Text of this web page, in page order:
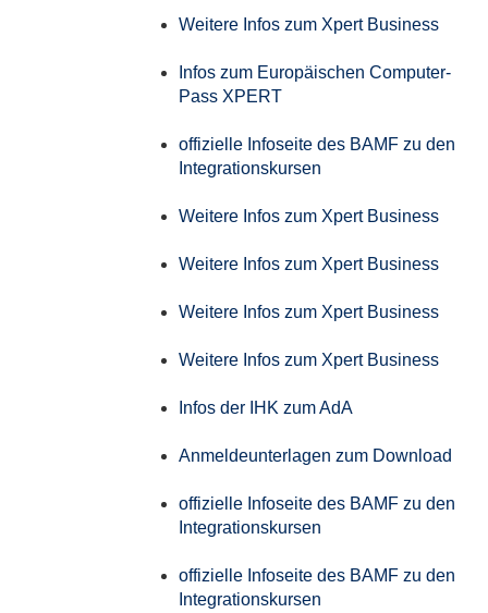
Weitere Infos zum Xpert Business
Infos zum Europäischen Computer-
Pass XPERT
offizielle Infoseite des BAMF zu den
Integrationskursen
Weitere Infos zum Xpert Business
Weitere Infos zum Xpert Business
Weitere Infos zum Xpert Business
Weitere Infos zum Xpert Business
Infos der IHK zum AdA
Anmeldeunterlagen zum Download
offizielle Infoseite des BAMF zu den
Integrationskursen
offizielle Infoseite des BAMF zu den
Integrationskursen